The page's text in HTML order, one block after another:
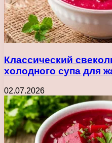
Классический
холодного супа для
02.07.2026